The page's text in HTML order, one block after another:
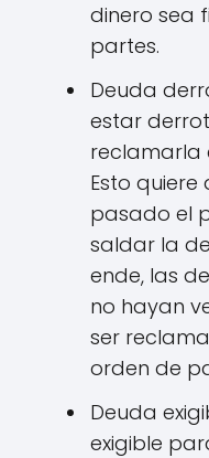
dinero sea
partes.
Deuda
estar
reclamarla
Esto quiere
pasado el
saldar la
ende, las
no hayan
ser
orden de
Deuda
exigible